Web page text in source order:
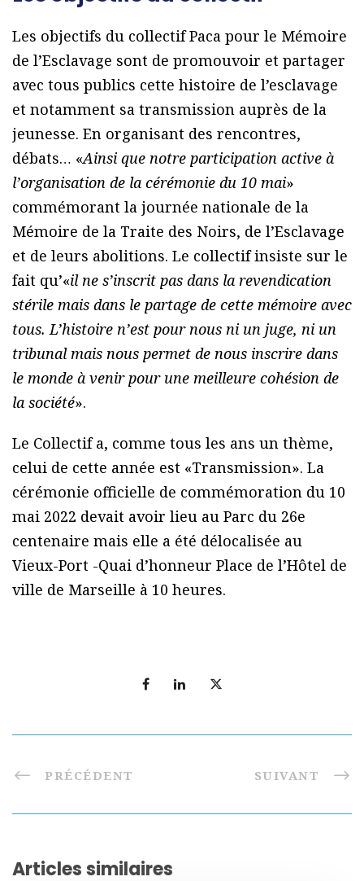
Les objectifs du collectif Paca pour le Mémoire
de l’Esclavage sont de promouvoir et partager
avec tous publics cette histoire de l’esclavage
et notamment sa transmission auprès de la
jeunesse. En organisant des rencontres,
débats… «Ainsi que notre participation active à
l’organisation de la cérémonie du 10 mai»
commémorant la journée nationale de la
Mémoire de la Traite des Noirs, de l’Esclavage
et de leurs abolitions. Le collectif insiste sur le
fait qu’«il ne s’inscrit pas dans la revendication
stérile mais dans le partage de cette mémoire avec
tous. L’histoire n’est pour nous ni un juge, ni un
tribunal mais nous permet de nous inscrire dans
le monde à venir pour une meilleure cohésion de
la société».
Le Collectif a, comme tous les ans un thème,
celui de cette année est «Transmission». La
cérémonie officielle de commémoration du 10
mai 2022 devait avoir lieu au Parc du 26e
centenaire mais elle a été délocalisée au
Vieux-Port -Quai d’honneur Place de l’Hôtel de
ville de Marseille à 10 heures.
PRÉCÉDENT SUIVANT
Articles similaires